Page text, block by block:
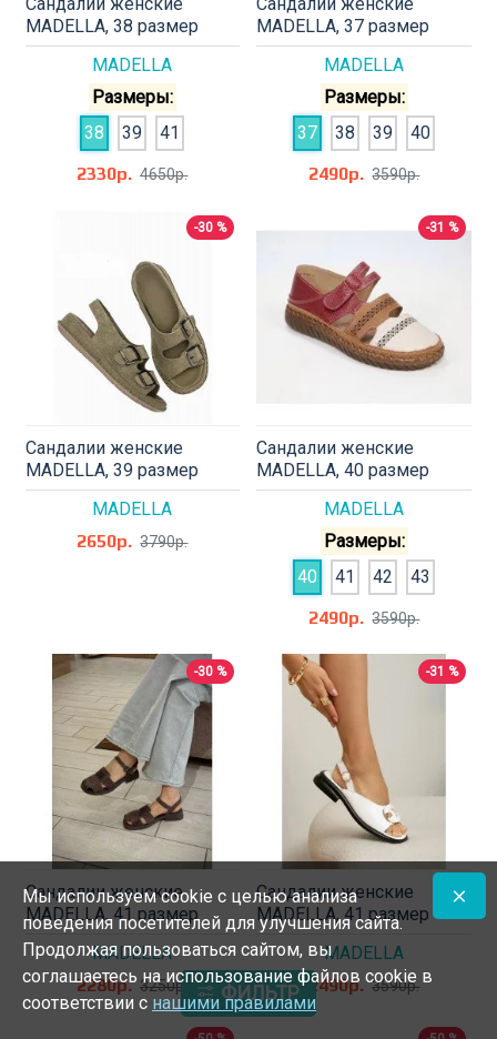
MADELLA
MADELLA, 38 размер
Размеры:
38
39
41
2330р. 4650р.
MADELLA
MADELLA, 37 размер
Размеры:
37
38 39
40
2490р. 3590р.
-30 %
MADELLA
Сандалии женские
MADELLA, 39 размер
2650р. 3790р.
-31 %
MADELLA
Сандалии женские
MADELLA, 40 размер
Размеры:
40
41 42
43
2490р. 3590р.
-30 %
MADELLA
Сандалии женские
MADELLA, 41 размер
2280р. 3250р.
-31 %
MADELLA
Сандалии женские
MADELLA, 41 размер
2490р. 3590р.
Мы используем cookie с целью анализа
поведения посетителей для улучшения сайта.
Продолжая пользоваться сайтом, вы
соглашаетесь на использование файлов cookie в
соответствии с нашими правилами
ФИЛЬТР